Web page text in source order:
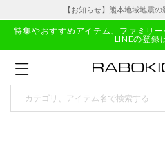
【お知らせ】熊本地域地震
特集やおすすめアイテム、ファミリ
LINEの登録